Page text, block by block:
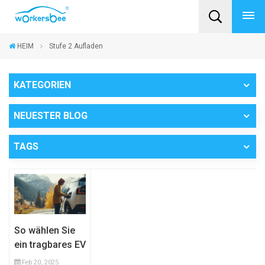
HEIM Stufe 2 Aufladen
KATEGORIEN
NEUESTER BLOG
TAGS
So wählen Sie
ein tragbares EV
-Ladegerät: Ihre
Feb 20, 2025